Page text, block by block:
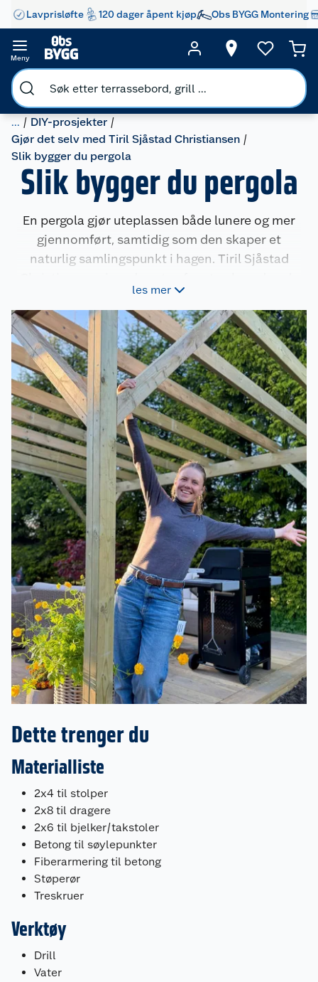
Lavprisløfte 120 dager åpent kjøp Obs BYGG Montering
Meny
...
DIY-prosjekter
Gjør det selv med Tiril Sjåstad Christiansen
Slik bygger du pergola
Slik bygger du pergola
En pergola gjør uteplassen både lunere og mer
gjennomført, samtidig som den skaper et
naturlig samlingspunkt i hagen. Tiril Sjåstad
bygger en solid pergola på eksisterende
platting.
les mer
Dette trenger du
Materialliste
2x4 til stolper
2x8 til dragere
2x6 til bjelker/takstoler
Betong til søylepunkter
Fiberarmering til betong
Støperør
Treskruer
Verktøy
Drill
Vater